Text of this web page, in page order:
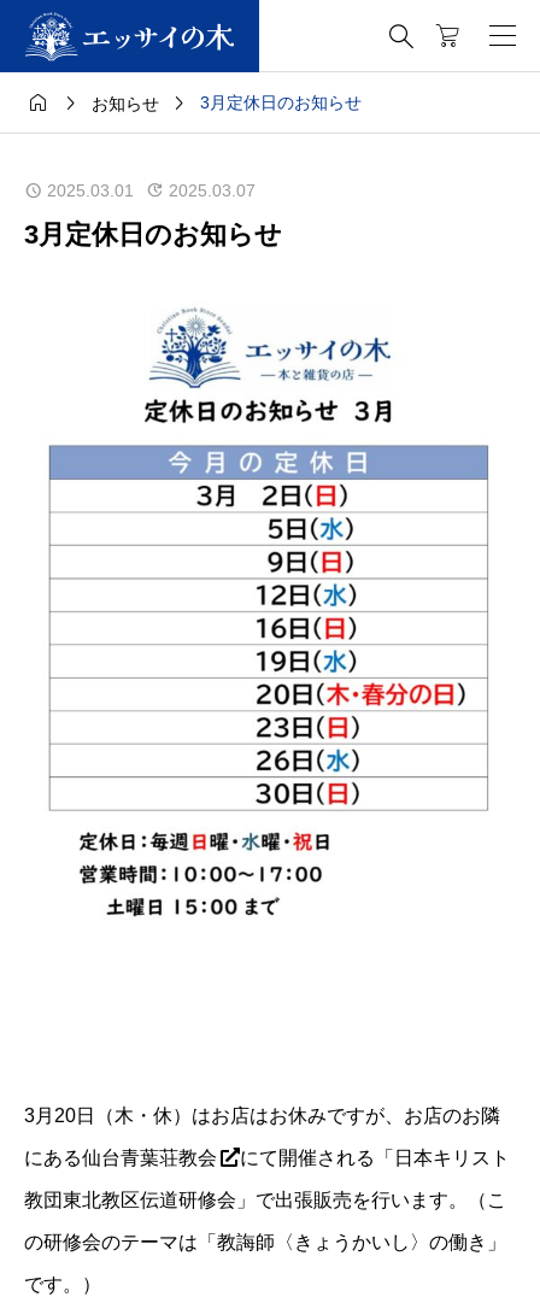

  お知らせ  3月定休日のお知らせ
2025.03.01 2025.03.07
3月定休日のお知らせ
3月20日（木・休）はお店はお休みですが、お店のお隣
にある仙台青葉荘教会 にて開催される「日本キリスト
教団東北教区伝道研修会」で出張販売を行います。（こ
の研修会のテーマは「教誨師〈きょうかいし〉の働き」
です。）